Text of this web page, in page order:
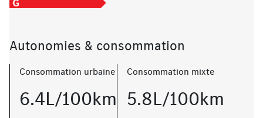
Autonomies & consommation
Consommation urbaine
6.4L/100km
Consommation mixte
5.8L/100km